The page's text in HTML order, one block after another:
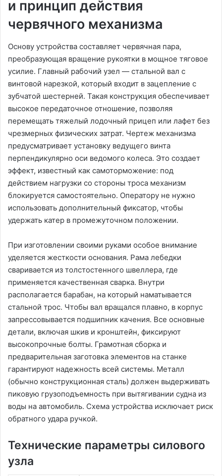
и принцип действия
червячного механизма
Основу устройства составляет червячная пара,
преобразующая вращение рукоятки в мощное тяговое
усилие. Главный рабочий узел — стальной вал с
винтовой нарезкой, который входит в зацепление с
зубчатой шестерней. Такая конструкция обеспечивает
высокое передаточное отношение, позволяя
перемещать тяжелый лодочный прицеп или лафет без
чрезмерных физических затрат. Чертеж механизма
предусматривает установку ведущего винта
перпендикулярно оси ведомого колеса. Это создает
эффект, известный как самоторможение: под
действием нагрузки со стороны троса механизм
блокируется самостоятельно. Оператору не нужно
использовать дополнительный фиксатор, чтобы
удержать катер в промежуточном положении.
При изготовлении своими руками особое внимание
уделяется жесткости основания. Рама лебедки
сваривается из толстостенного швеллера, где
применяется качественная сварка. Внутри
располагается барабан, на который наматывается
стальной трос. Чтобы вал вращался плавно, в корпус
запрессовывается подшипник качения. Все основные
детали, включая шкив и кронштейн, фиксируют
высокопрочные болты. Грамотная сборка и
предварительная заготовка элементов на станке
гарантируют надежность всей системы. Металл
(обычно конструкционная сталь) должен выдерживать
пиковую грузоподъемность при вытягивании судна из
воды на автомобиль. Схема устройства исключает риск
обратного удара ручкой.
Технические параметры силового
узла